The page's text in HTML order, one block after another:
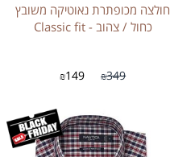
חולצה מכופתרת נאוטיקה משובץ
כחול / צהוב - Classic fit
₪349
₪149